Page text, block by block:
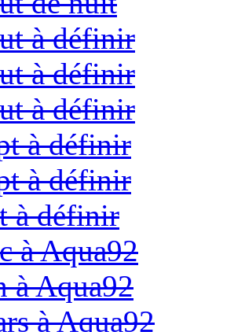
à définir
à définir
à définir
à définir
à définir
à définir
à Aqua92
à Aqua92
à Aqua92